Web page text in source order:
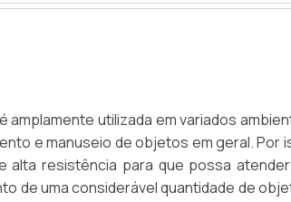
amplamente utilizada em variados
e manuseio de objetos em geral. Por
alta resistência para que possa
de uma considerável quantidade de